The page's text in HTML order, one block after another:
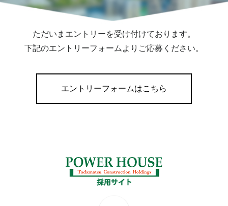
ただいまエントリーを受け付けております。
下記のエントリーフォームよりご応募ください。
エントリーフォームはこちら